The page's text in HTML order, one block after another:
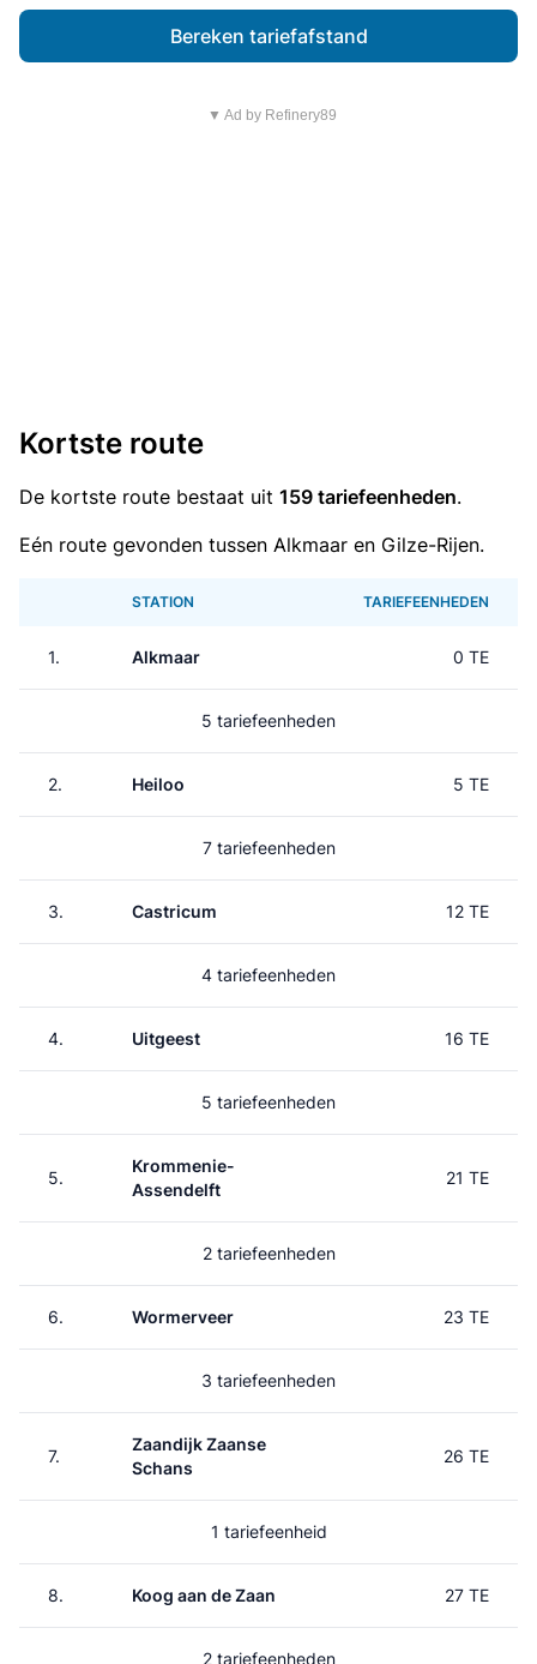
Bereken tariefafstand
▼ Ad by Refinery89
Kortste route
De kortste route bestaat uit 159 tariefeenheden.
Eén route gevonden tussen Alkmaar en Gilze-Rijen.
STATION TARIEFEENHEDEN
1. Alkmaar 0 TE
5 tariefeenheden
2. Heiloo 5 TE
7 tariefeenheden
3. Castricum 12 TE
4 tariefeenheden
4. Uitgeest 16 TE
5 tariefeenheden
5.
Krommenie-
Assendelft
21 TE
2 tariefeenheden
6. Wormerveer 23 TE
3 tariefeenheden
7.
Zaandijk Zaanse
Schans
26 TE
1 tariefeenheid
8. Koog aan de Zaan 27 TE
2 tariefeenheden